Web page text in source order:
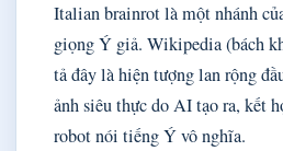
Italian brainrot là một nhánh
giọng Ý giả. Wikipedia (bách
tả đây là hiện tượng lan rộng
ảnh siêu thực do AI tạo ra, kết
robot nói tiếng Ý vô nghĩa.